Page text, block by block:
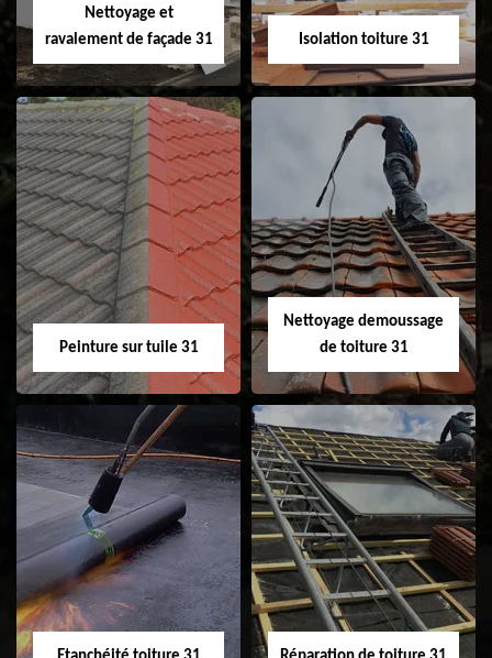
Nettoyage et
ravalement de façade 31
Nettoyage et
ravalement de
façade 31
Isolation toiture 31
Isolation toiture 31
Peinture sur tuile 31
Peinture sur tuile
31
Nettoyage demoussage
de toiture 31
Nettoyage
demoussage de
toiture 31